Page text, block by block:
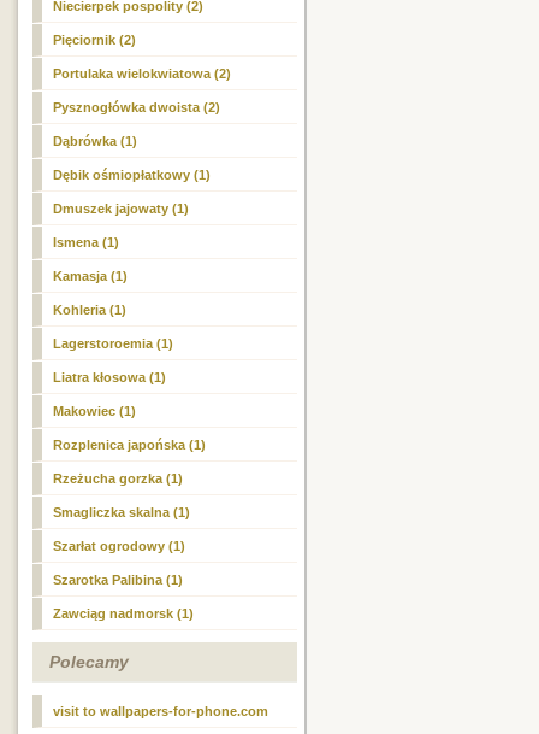
Niecierpek pospolity (2)
Pięciornik (2)
Portulaka wielokwiatowa (2)
Pysznogłówka dwoista (2)
Dąbrówka (1)
Dębik ośmiopłatkowy (1)
Dmuszek jajowaty (1)
Ismena (1)
Kamasja (1)
Kohleria (1)
Lagerstoroemia (1)
Liatra kłosowa (1)
Makowiec (1)
Rozplenica japońska (1)
Rzeżucha gorzka (1)
Smagliczka skalna (1)
Szarłat ogrodowy (1)
Szarotka Palibina (1)
Zawciąg nadmorsk (1)
Polecamy
visit to wallpapers-for-phone.com